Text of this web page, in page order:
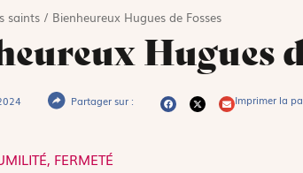
saints/ Bienheureux Hugues de Fosses
Hugues
Partager sur : Imprimer la
FERMETÉ